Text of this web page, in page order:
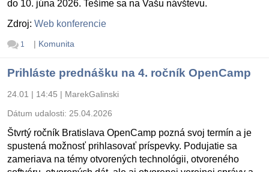
do 10. júna 2026. Tešíme sa na Vašu návštevu.
Zdroj: Web konferencie
1 | Komunita
Prihláste prednášku na 4. ročník OpenCamp
24.01 | 14:45 | MarekGalinski
Dátum udalosti: 25.04.2026
Štvrtý ročník Bratislava OpenCamp pozná svoj termín a je
spustená možnosť prihlasovať príspevky. Podujatie sa
zameriava na témy otvorených technológii, otvoreného